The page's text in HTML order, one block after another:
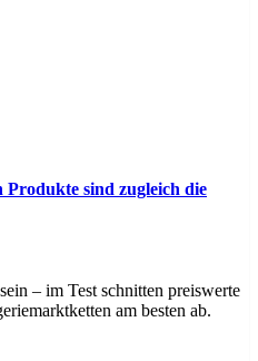
Produkte sind zugleich die
– im Test schnitten preiswerte
am besten ab.